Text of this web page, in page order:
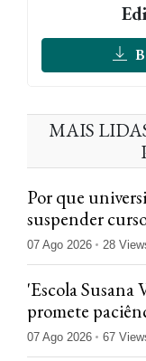
MAIS
Por que
suspender
brasileiros
07 Ago 2026 28
'Escola Susana
promete
07 Ago 2026 67